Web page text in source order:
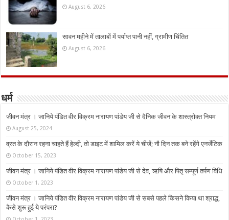
August 6, 2026
सावन महीने में तालाबों में पर्याप्त पानी नहीं, ग्रामीण चिंतित
August 6, 2026
धर्म
जीवन मंत्र । जानिये पंडित वीर विक्रम नारायण पांडेय जी से दैनिक जीवन के शास्त्रोक्त नियम
August 25, 2024
व्रत के दौरान रहना चाहते हैं हेल्दी, तो डाइट में शामिल करें ये चीजें; नौ दिन तक बने रहेंगे एनर्जेटिक
October 15, 2023
जीवन मंत्र । जानिये पंडित वीर विक्रम नारायण पांडेय जी से देव, ऋषि और पितृ सम्पूर्ण तर्पण विधि
October 1, 2023
जीवन मंत्र । जानिये पंडित वीर विक्रम नारायण पांडेय जी से सबसे पहले किसने किया था श्राद्ध,
कैसे शुरू हुई ये परंपरा?